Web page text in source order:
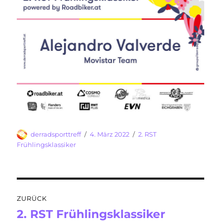
Autor
derradsporttreff
Veröffentlicht
4. März 2022 Kategorien
2. RST
Frühlingsklassiker
ZURÜCK
Vorheriger
2. RST Frühlingsklassiker